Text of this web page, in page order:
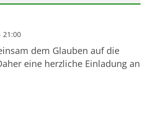
2026
21:00
dem Glauben auf die
eine herzliche Einladung an